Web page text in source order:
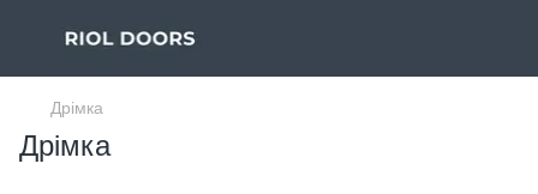
Дрімка
Дрімка